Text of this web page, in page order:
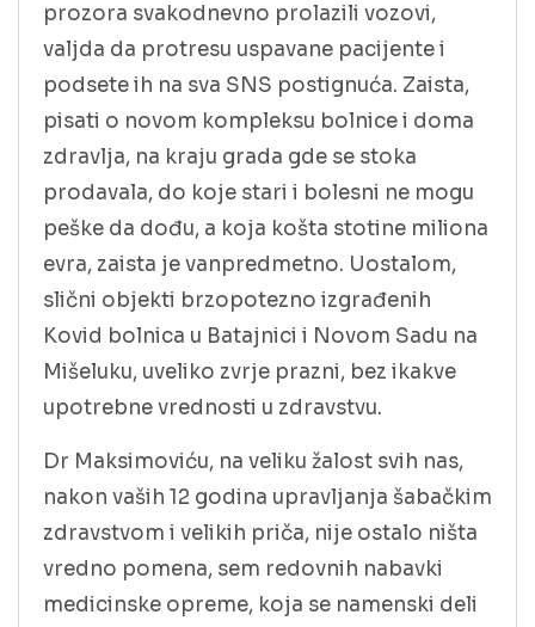
prozora svakodnevno prolazili vozovi,
valjda da protresu uspavane pacijente i
podsete ih na sva SNS postignuća. Zaista,
pisati o novom kompleksu bolnice i doma
zdravlja, na kraju grada gde se stoka
prodavala, do koje stari i bolesni ne mogu
peške da dođu, a koja košta stotine miliona
evra, zaista je vanpredmetno. Uostalom,
slični objekti brzopotezno izgrađenih
Kovid bolnica u Batajnici i Novom Sadu na
Mišeluku, uveliko zvrje prazni, bez ikakve
upotrebne vrednosti u zdravstvu.
Dr Maksimoviću, na veliku žalost svih nas,
nakon vaših 12 godina upravljanja šabačkim
zdravstvom i velikih priča, nije ostalo ništa
vredno pomena, sem redovnih nabavki
medicinske opreme, koja se namenski deli